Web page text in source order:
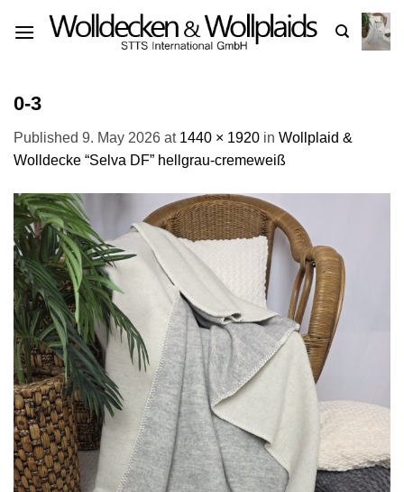
0-3
Published 9. May 2026 at 1440 × 1920 in Wollplaid &
Wolldecke “Selva DF” hellgrau-cremeweiß